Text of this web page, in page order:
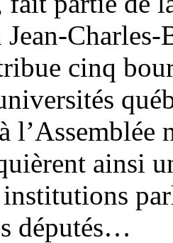
Charles-
cinq
l’Assemblée
ainsi
députés…